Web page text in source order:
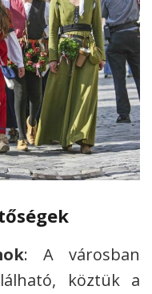
: A városban
köztük a